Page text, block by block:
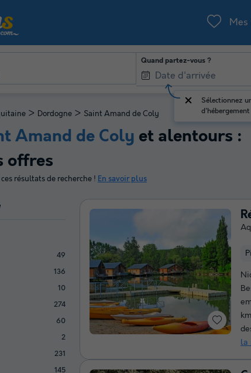
Mes
Quand partez-vous ?
Sélectionnez
d'hébergement
> Dordogne > Saint Amand de Coly
Amand de Coly et alentours :
offres
résultats de recherche ! En savoir plus
49
136
10
274
60
2
231
145
la